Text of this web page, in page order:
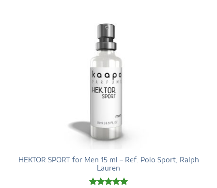
HEKTOR SPORT for Men 15 ml – Ref. Polo Sport, Ralph
Lauren